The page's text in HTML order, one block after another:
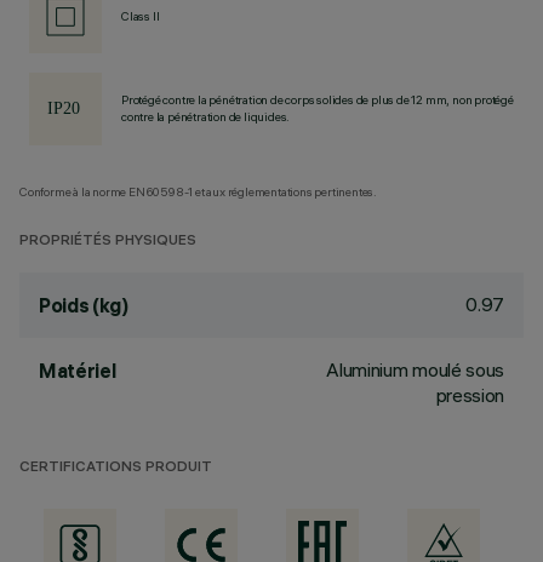
Class II
Protégé contre la pénétration de corps solides de plus de 12 mm, non protégé
contre la pénétration de liquides.
Conforme à la norme EN60598-1 et aux réglementations pertinentes.
PROPRIÉTÉS PHYSIQUES
Poids (kg) 0.97
Matériel
Aluminium moulé sous
pression
CERTIFICATIONS PRODUIT